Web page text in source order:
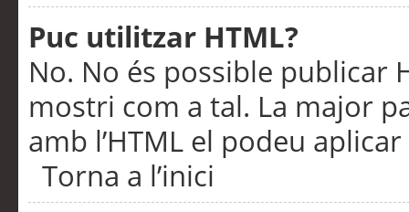
Puc utilitzar HTML?
No. No és possible publicar
mostri com a tal. La major
amb l’HTML el podeu
Torna a l’inici